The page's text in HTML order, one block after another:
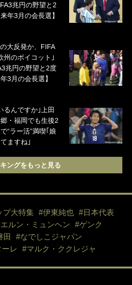
兆円の野望と2
年3月の会長選】
大反発か、FIFA
州のボイコット｣
兆円の野望と2度
3月の会長選】
るんですか｣上田
・福岡でも生後2
“ラー活”満喫｢娘
ますね｣
ングをもっと見る
プ大特集 #伊東純也
#日本代表
ルン・ミュンヘン
#ゲンク
田
#なでしこジャパン
レ
#マルク・ククレジャ